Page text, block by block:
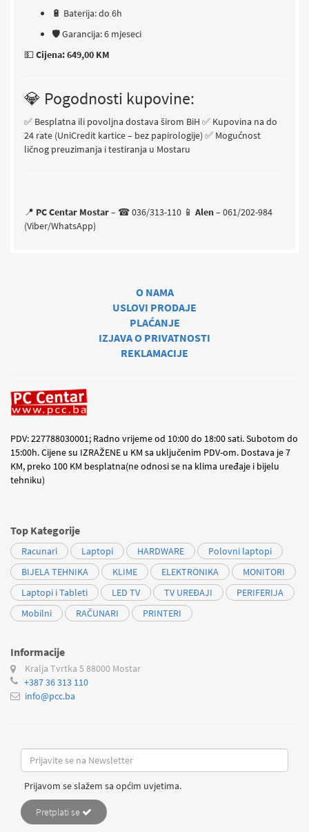
🔋 Baterija: do 6h
🛡 Garancija: 6 mjeseci
💵Cijena: 649,00 KM
💎 Pogodnosti kupovine:
✅ Besplatna ili povoljna dostava širom BiH ✅ Kupovina na do
24 rate (UniCredit kartice – bez papirologije) ✅ Mogućnost
ličnog preuzimanja i testiranja u Mostaru
📍 PC Centar Mostar– ☎ 036/313-110 📱 Alen– 061/202-984
(Viber/WhatsApp)
O NAMA
USLOVI PRODAJE
PLAĆANJE
IZJAVA O PRIVATNOSTI
REKLAMACIJE
PDV: 227788030001; Radno vrijeme od 10:00 do 18:00 sati. Subotom do
15:00h. Cijene su IZRAŽENE u KM sa uključenim PDV-om. Dostava je 7
KM, preko 100 KM besplatna(ne odnosi se na klima uređaje i bijelu
tehniku)
Top Kategorije
Racunari Laptopi HARDWARE
Polovni laptopi
BIJELA TEHNIKA
KLIME ELEKTRONIKA
MONITORI
Laptopi i Tableti
LED TV TV UREĐAJI
PERIFERIJA
Mobilni
RAČUNARI PRINTERI
Informacije
Kralja Tvrtka 5 88000 Mostar
+387 36 313 110
info@pcc.ba
Prijavom se slažem sa općim uvjetima.
Pretplati se